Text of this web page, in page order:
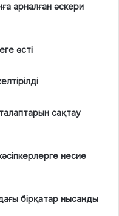
арналған әскери
өсті
сақтау
несие
бірқатар нысанды